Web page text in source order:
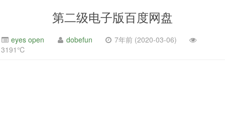
第二级电子版百度网盘
eyes open dobefun
7年前 (2020-03-06)
3191℃